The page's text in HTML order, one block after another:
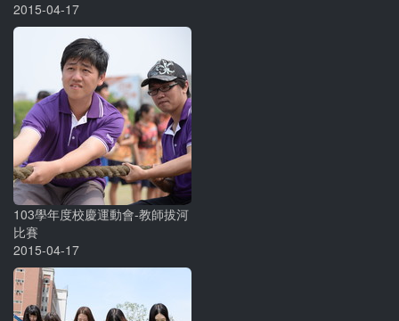
2015-04-17
103學年度校慶運動會-教師拔河
比賽
2015-04-17